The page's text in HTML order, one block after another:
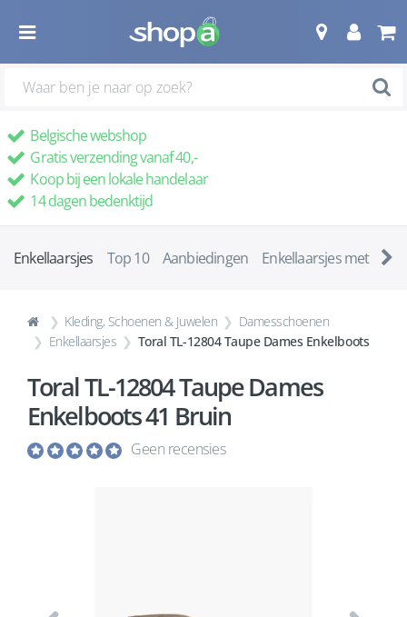
Belgische webshop
Gratis verzending vanaf 40,-
Koop bij een lokale handelaar
14 dagen bedenktijd
Enkellaarsjes Top 10 Aanbiedingen Enkellaarsjes met ha
Kleding, Schoenen & Juwelen
Damesschoenen
Enkellaarsjes
Toral TL-12804 Taupe Dames Enkelboots
Toral TL-12804 Taupe Dames
Enkelboots 41 Bruin
Geen recensies